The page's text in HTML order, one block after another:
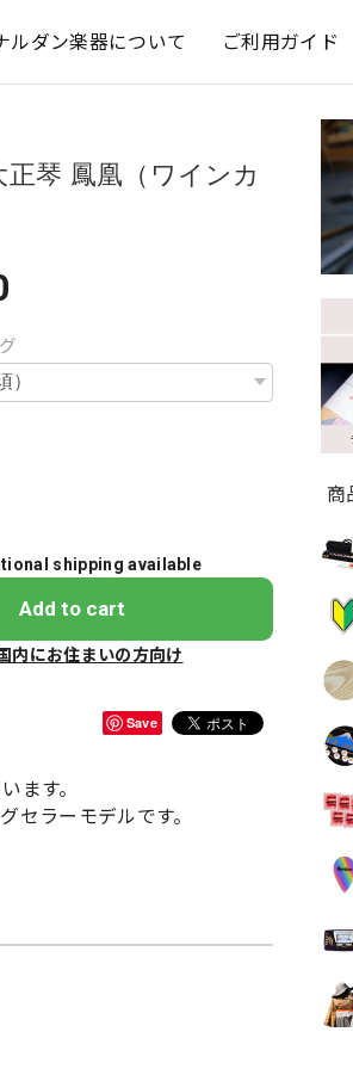
ルダン楽器について ご利用ガイド
商
琴 鳳凰（ワインカ
shipping available
Add to cart
内にお住まいの方向け
Save
ます。
セラーモデルです。